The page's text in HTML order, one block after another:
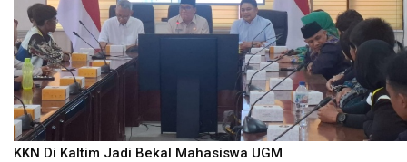
KKN Di Kaltim Jadi Bekal Mahasiswa UGM